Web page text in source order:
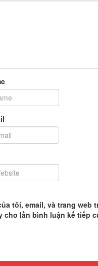
tôi, email, và trang web
cho lần bình luận kế tiếp